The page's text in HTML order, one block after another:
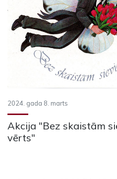
2024. gada 8. marts
Akcija "Bez skaistām
vērts"